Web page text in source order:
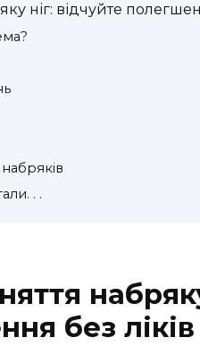
ніг: відчуйте
. .
без ліків